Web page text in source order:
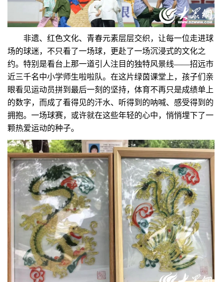
非遗、红色文化、青春元素层层交织，让每一位走进球
场的球迷，不只看了一场球，更赴了一场沉浸式的文化之
约。特别是看台上那一道引人注目的独特风景线——招远市
近三千名中小学师生啦啦队。在这片绿茵课堂上，孩子们亲
眼看见运动员拼到最后一刻的坚持，体育不再只是成绩单上
的数字，而成了看得见的汗水、听得到的呐喊、感受得到的
拥抱。一场球赛，或许就在这些年轻的心中，悄悄埋下了一
颗热爱运动的种子。